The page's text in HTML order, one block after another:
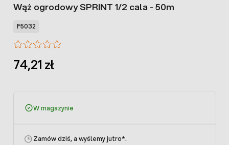
Wąż ogrodowy SPRINT 1/2 cala - 50m
F5032
74,21 zł
W magazynie
Zamów dziś, a wyślemy jutro*.